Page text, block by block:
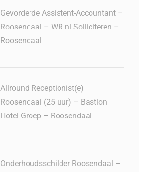
Gevorderde Assistent-Accountant –
Roosendaal – WR.nl Solliciteren –
Roosendaal
Allround Receptionist(e)
Roosendaal (25 uur) – Bastion
Hotel Groep – Roosendaal
Onderhoudsschilder Roosendaal –